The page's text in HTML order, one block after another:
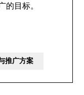
的目标。
推广方案